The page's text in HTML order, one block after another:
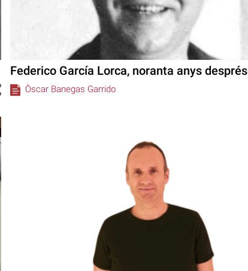
Federico García Lorca, noranta anys després
Òscar Banegas Garrido